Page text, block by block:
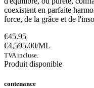
coexistent en parfaite
force, de la grâce et de
€45.95
€4,595.00/ML
TVA incluse.
Produit disponible
contenance